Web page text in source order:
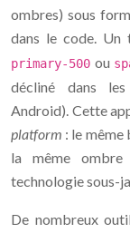
ombres) sous
dans le code. Un
primary-500 ou
décliné dans
Android). Cette
platform : le même
la même
technologie sous-
De nombreux